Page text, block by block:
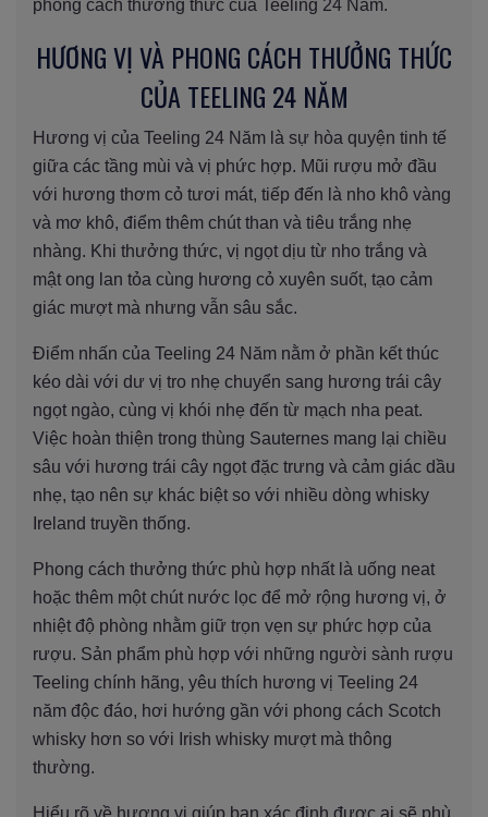
phong cách thưởng thức của Teeling 24 Năm.
HƯƠNG VỊ VÀ PHONG CÁCH THƯỞNG THỨC
CỦA TEELING 24 NĂM
Hương vị của Teeling 24 Năm là sự hòa quyện tinh tế
giữa các tầng mùi và vị phức hợp. Mũi rượu mở đầu
với hương thơm cỏ tươi mát, tiếp đến là nho khô vàng
và mơ khô, điểm thêm chút than và tiêu trắng nhẹ
nhàng. Khi thưởng thức, vị ngọt dịu từ nho trắng và
mật ong lan tỏa cùng hương cỏ xuyên suốt, tạo cảm
giác mượt mà nhưng vẫn sâu sắc.
Điểm nhấn của Teeling 24 Năm nằm ở phần kết thúc
kéo dài với dư vị tro nhẹ chuyển sang hương trái cây
ngọt ngào, cùng vị khói nhẹ đến từ mạch nha peat.
Việc hoàn thiện trong thùng Sauternes mang lại chiều
sâu với hương trái cây ngọt đặc trưng và cảm giác dầu
nhẹ, tạo nên sự khác biệt so với nhiều dòng whisky
Ireland truyền thống.
Phong cách thưởng thức phù hợp nhất là uống neat
hoặc thêm một chút nước lọc để mở rộng hương vị, ở
nhiệt độ phòng nhằm giữ trọn vẹn sự phức hợp của
rượu. Sản phẩm phù hợp với những người sành rượu
Teeling chính hãng, yêu thích hương vị Teeling 24
năm độc đáo, hơi hướng gần với phong cách Scotch
whisky hơn so với Irish whisky mượt mà thông
thường.
Hiểu rõ về hương vị giúp bạn xác định được ai sẽ phù